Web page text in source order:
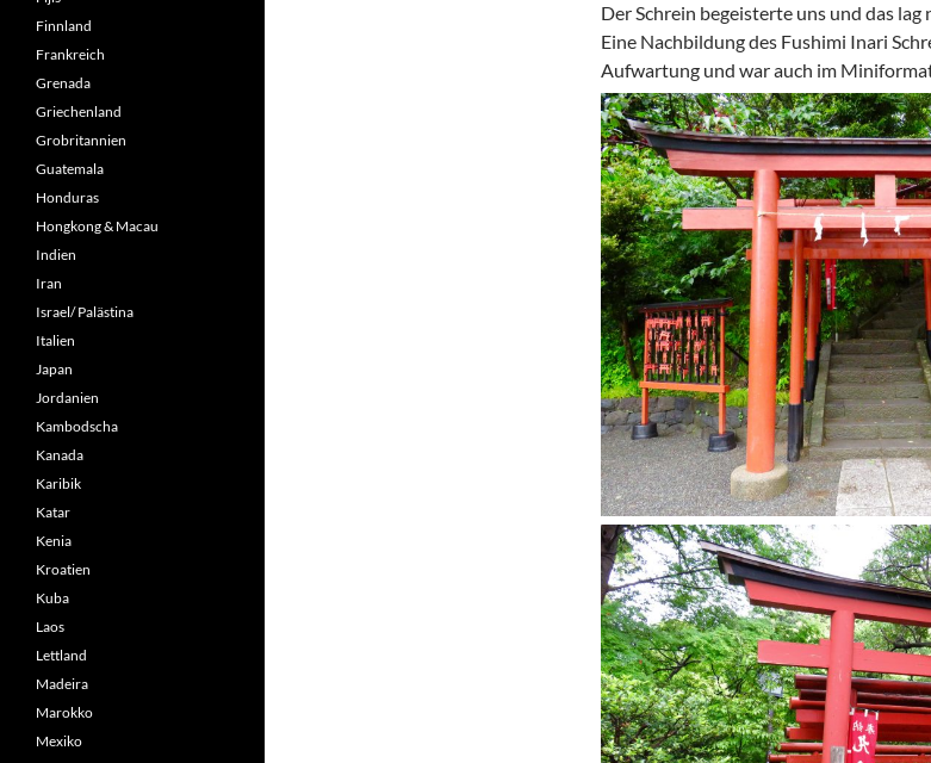
Der Schrein begeisterte uns und das lag
Eine Nachbildung des Fushimi Inari
Aufwartung und war auch im
Finnland
Frankreich
Grenada
Griechenland
Grobritannien
Guatemala
Honduras
Hongkong & Macau
Indien
Iran
Israel/ Palästina
Italien
Japan
Jordanien
Kambodscha
Kanada
Karibik
Katar
Kenia
Kroatien
Kuba
Laos
Lettland
Madeira
Marokko
Mexiko